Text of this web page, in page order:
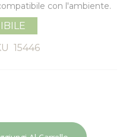
con l'ambiente.
15446